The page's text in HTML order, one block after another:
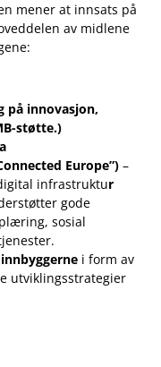
mener at innsats på
av midlene
på innovasjon,
støtte.)
Europe”) –
infrastruktur
gode
sosial
i form av
utviklingsstrategier